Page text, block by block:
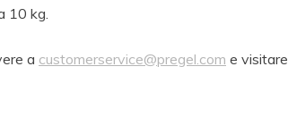
10 kg.
a customerservice@pregel.com e visitare